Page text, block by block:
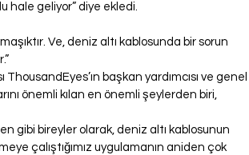
hale geliyor” diye ekledi.
Ve, deniz altı kablosunda bir sorun
başkan yardımcısı ve genel
önemli kılan en önemli şeylerden biri,
gibi bireyler olarak, deniz altı kablosunun
çalıştığımız uygulamanın aniden çok